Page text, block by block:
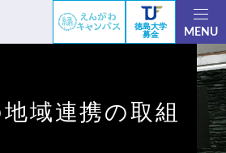
徳島大学
募金
MENU
域連携の取組